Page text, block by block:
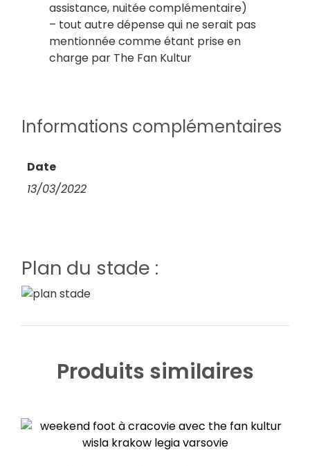
assistance, nuitée complémentaire)
– tout autre dépense qui ne serait pas
mentionnée comme étant prise en
charge par The Fan Kultur
Informations complémentaires
Date
13/03/2022
Plan du stade :
Produits similaires